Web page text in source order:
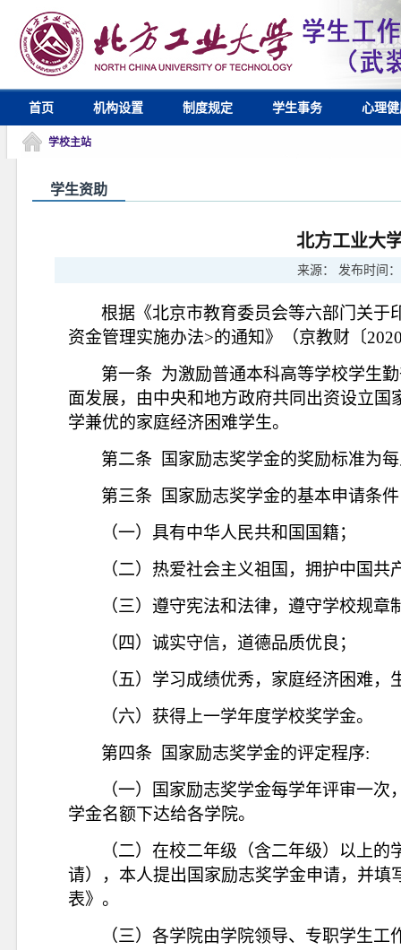
首页 机构设置 制度规定 学生事务 心理
学校主站
学生资助
北方工业大
来源： 发布时间：
根据《北京市教育委员会等六部门关于
资金管理实施办法>的通知》（京教财〔
第一条 为激励普通本科高等学校学生
面发展，由中央和地方政府共同出资设立
学兼优的家庭经济困难学生。
第二条
国家励志奖学金的奖励标准为
第三条
国家励志奖学金的基本申请条
（一）具有中华人民共和国国籍；
（二）热爱社会主义祖国，拥护中国共
（三）遵守宪法和法律，遵守学校规章
（四）诚实守信，道德品质优良；
（五）学习成绩优秀，家庭经济困难，
（六）获得上一学年度学校奖学金。
第四条
国家励志奖学金的评定程序:
（一）国家励志奖学金每学年评审一次
学金名额下达给各学院。
（二）在校二年级（含二年级）以上
请），本人提出国家励志奖学金申请，并
表》。
（三）各学院由学院领导、专职学生